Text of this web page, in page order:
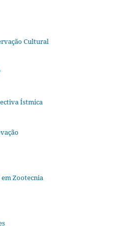
Cultural
Ístmica
Zootecnia